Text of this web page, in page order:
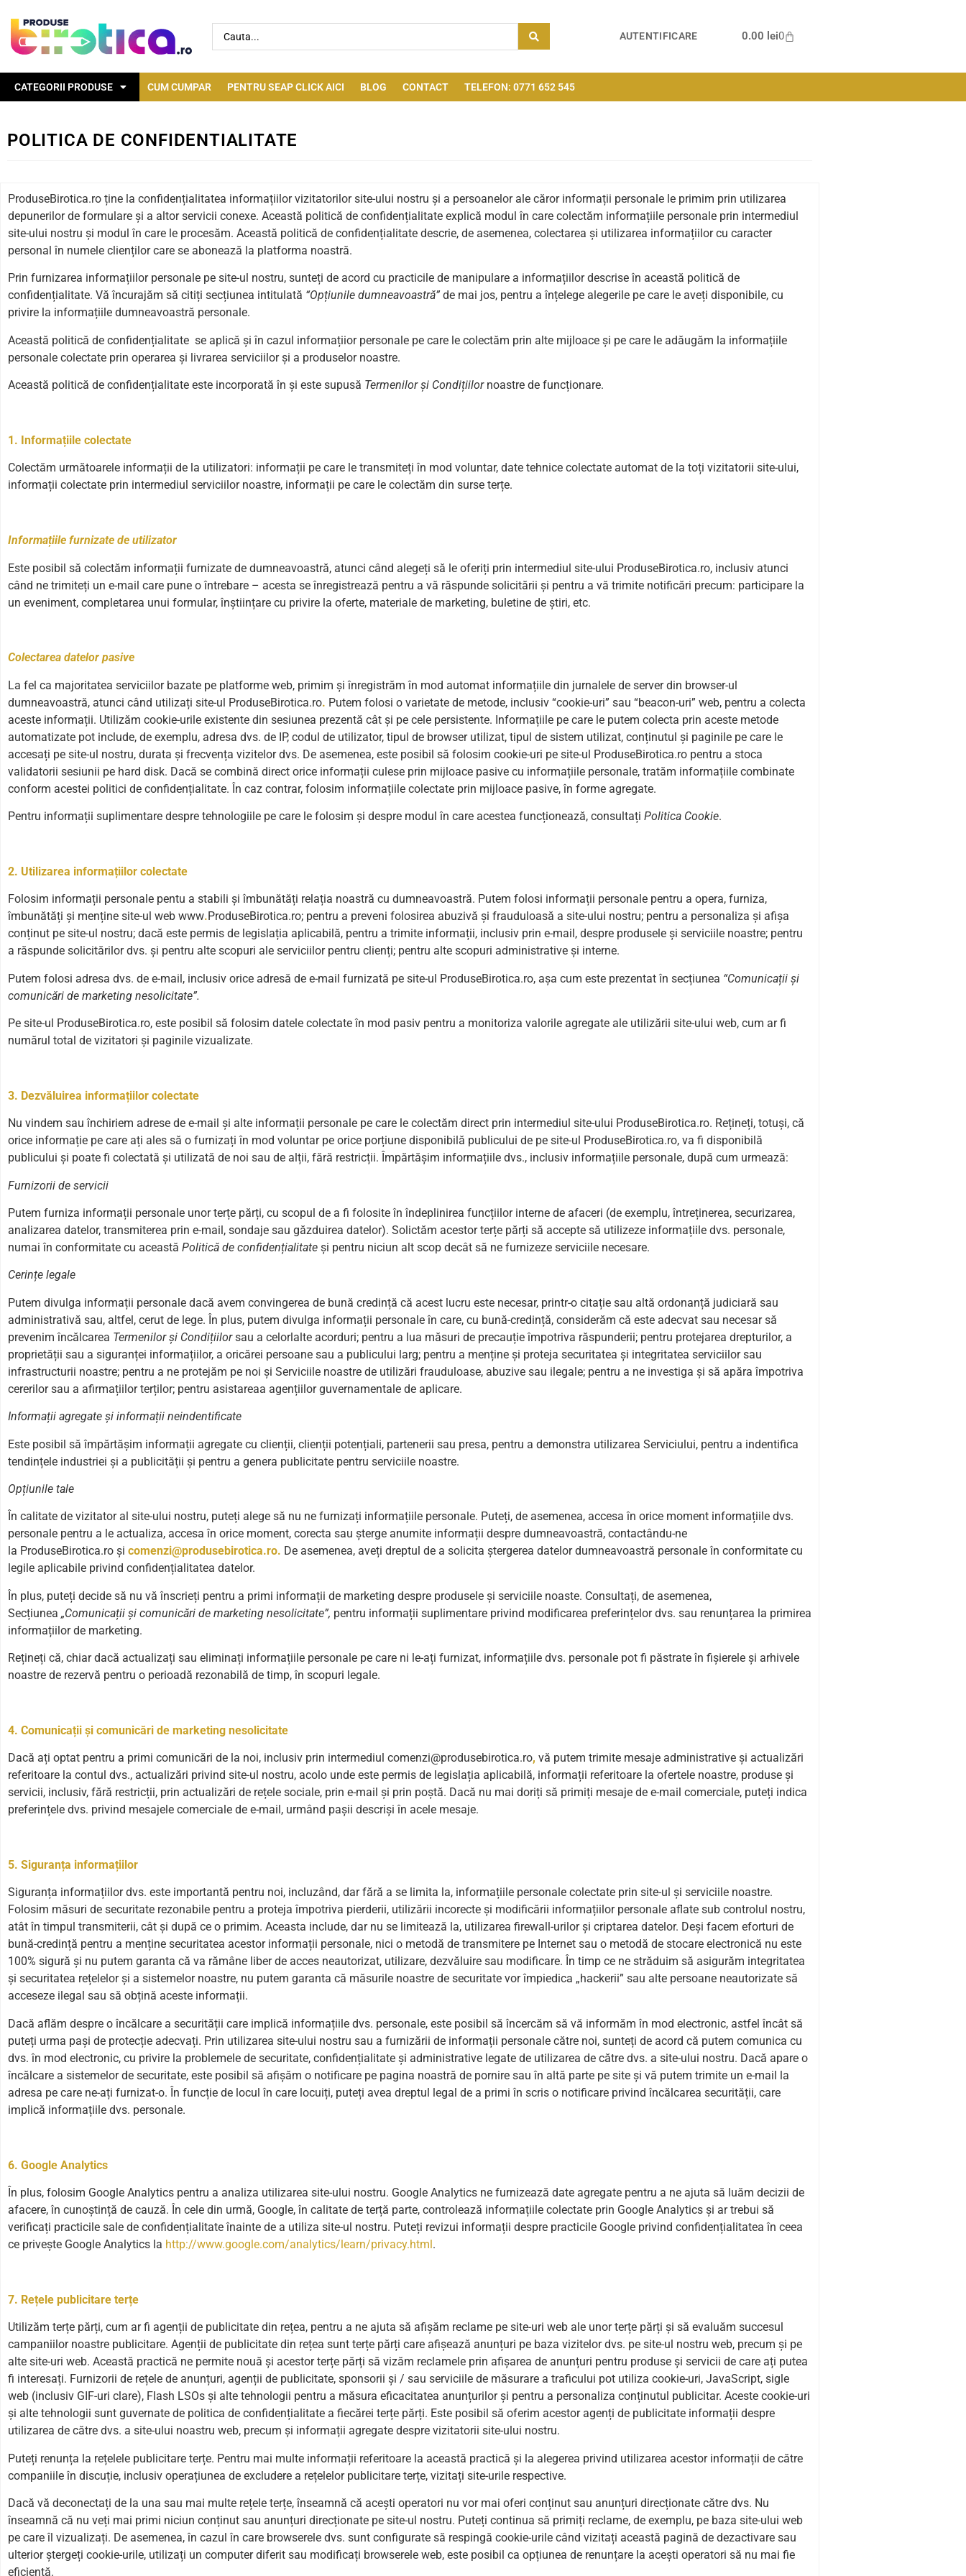
AUTENTIFICARE 0.00 lei0
CATEGORII PRODUSE CUM CUMPAR PENTRU SEAP CLICK AICI BLOG CONTACT TELEFON: 0771 652 545
POLITICA DE CONFIDENTIALITATE
ProduseBirotica.ro ține la confidențialitatea informațiilor vizitatorilor site-ului nostru și a persoanelor ale căror informații personale le primim prin utilizarea
depunerilor de formulare și a altor servicii conexe. Această politică de confidențialitate explică modul în care colectăm informațiile personale prin intermediul
site-ului nostru și modul în care le procesăm. Această politică de confidențialitate descrie, de asemenea, colectarea și utilizarea informațiilor cu caracter
personal în numele clienților care se abonează la platforma noastră.
Prin furnizarea informațiilor personale pe site-ul nostru, sunteți de acord cu practicile de manipulare a informațiilor descrise în această politică de
confidențialitate. Vă încurajăm să citiți secțiunea intitulată “Opțiunile dumneavoastră” de mai jos, pentru a înțelege alegerile pe care le aveți disponibile, cu
privire la informațiile dumneavoastră personale.
Această politică de confidențialitate se aplică și în cazul informațiior personale pe care le colectăm prin alte mijloace și pe care le adăugăm la informațiile
personale colectate prin operarea și livrarea serviciilor și a produselor noastre.
Această politică de confidențialitate este incorporată în și este supusă Termenilor și Condițiilornoastre de funcționare.
1. Informațiile colectate
Colectăm următoarele informații de la utilizatori: informații pe care le transmiteți în mod voluntar, date tehnice colectate automat de la toți vizitatorii site-ului,
informații colectate prin intermediul serviciilor noastre, informații pe care le colectăm din surse terțe.
Informațiile furnizate de utilizator
Este posibil să colectăm informații furnizate de dumneavoastră, atunci când alegeți să le oferiți prin intermediul site-ului ProduseBirotica.ro, inclusiv atunci
când ne trimiteți un e-mail care pune o întrebare – acesta se înregistrează pentru a vă răspunde solicitării și pentru a vă trimite notificări precum: participare la
un eveniment, completarea unui formular, înștiințare cu privire la oferte, materiale de marketing, buletine de știri, etc.
Colectarea datelor pasive
La fel ca majoritatea serviciilor bazate pe platforme web, primim și înregistrăm în mod automat informațiile din jurnalele de server din browser-ul
dumneavoastră, atunci când utilizați site-ul ProduseBirotica.ro. Putem folosi o varietate de metode, inclusiv “cookie-uri” sau “beacon-uri” web, pentru a colecta
aceste informații. Utilizăm cookie-urile existente din sesiunea prezentă cât și pe cele persistente. Informațiile pe care le putem colecta prin aceste metode
automatizate pot include, de exemplu, adresa dvs. de IP, codul de utilizator, tipul de browser utilizat, tipul de sistem utilizat, conținutul și paginile pe care le
accesați pe site-ul nostru, durata și frecvența vizitelor dvs. De asemenea, este posibil să folosim cookie-uri pe site-ul ProduseBirotica.ro pentru a stoca
validatorii sesiunii pe hard disk. Dacă se combină direct orice informații culese prin mijloace pasive cu informațiile personale, tratăm informațiile combinate
conform acestei politici de confidențialitate. În caz contrar, folosim informațiile colectate prin mijloace pasive, în forme agregate.
Pentru informații suplimentare despre tehnologiile pe care le folosim și despre modul în care acestea funcționează, consultați Politica Cookie.
2. Utilizarea informațiilor colectate
Folosim informații personale pentu a stabili și îmbunătăți relația noastră cu dumneavoastră. Putem folosi informații personale pentru a opera, furniza,
îmbunătăți și menține site-ul web www.ProduseBirotica.ro; pentru a preveni folosirea abuzivă și frauduloasă a site-ului nostru; pentru a personaliza și afișa
conținut pe site-ul nostru; dacă este permis de legislația aplicabilă, pentru a trimite informații, inclusiv prin e-mail, despre produsele și serviciile noastre; pentru
a răspunde solicitărilor dvs. și pentru alte scopuri ale serviciilor pentru clienți; pentru alte scopuri administrative și interne.
Putem folosi adresa dvs. de e-mail, inclusiv orice adresă de e-mail furnizată pe site-ul ProduseBirotica.ro, așa cum este prezentat în secțiunea “Comunicații și
comunicări de marketing nesolicitate”.
Pe site-ul ProduseBirotica.ro, este posibil să folosim datele colectate în mod pasiv pentru a monitoriza valorile agregate ale utilizării site-ului web, cum ar fi
numărul total de vizitatori și paginile vizualizate.
3. Dezvăluirea informațiilor colectate
Nu vindem sau închiriem adrese de e-mail și alte informații personale pe care le colectăm direct prin intermediul site-ului ProduseBirotica.ro. Rețineți, totuși, că
orice informație pe care ați ales să o furnizați în mod voluntar pe orice porțiune disponibilă publicului de pe site-ul ProduseBirotica.ro, va fi disponibilă
publicului și poate fi colectată și utilizată de noi sau de alții, fără restricții. Împărtășim informațiile dvs., inclusiv informațiile personale, după cum urmează:
Furnizorii de servicii
Putem furniza informații personale unor terțe părți, cu scopul de a fi folosite în îndeplinirea funcțiilor interne de afaceri (de exemplu, întreținerea, securizarea,
analizarea datelor, transmiterea prin e-mail, sondaje sau găzduirea datelor). Solictăm acestor terțe părți să accepte să utilizeze informațiile dvs. personale,
numai în conformitate cu această Politică de confidențialitate și pentru niciun alt scop decât să ne furnizeze serviciile necesare.
Cerințe legale
Putem divulga informații personale dacă avem convingerea de bună credință că acest lucru este necesar, printr-o citație sau altă ordonanță judiciară sau
administrativă sau, altfel, cerut de lege. În plus, putem divulga informații personale în care, cu bună-credință, considerăm că este adecvat sau necesar să
prevenim încălcarea Termenilor și Condițiilorsau a celorlalte acorduri; pentru a lua măsuri de precauție împotriva răspunderii; pentru protejarea drepturilor, a
proprietății sau a siguranței informațiilor, a oricărei persoane sau a publicului larg; pentru a menține și proteja securitatea și integritatea serviciilor sau
infrastructurii noastre; pentru a ne protejăm pe noi și Serviciile noastre de utilizări frauduloase, abuzive sau ilegale; pentru a ne investiga și să apăra împotriva
cererilor sau a afirmațiilor terților; pentru asistareaa agențiilor guvernamentale de aplicare.
Informații agregate și informații neindentificate
Este posibil să împărtășim informații agregate cu clienții, clienții potențiali, partenerii sau presa, pentru a demonstra utilizarea Serviciului, pentru a indentifica
tendințele industriei și a publicității și pentru a genera publicitate pentru serviciile noastre.
Opțiunile tale
În calitate de vizitator al site-ului nostru, puteți alege să nu ne furnizați informațiile personale. Puteți, de asemenea, accesa în orice moment informațiile dvs.
personale pentru a le actualiza, accesa în orice moment, corecta sau șterge anumite informații despre dumneavoastră, contactându-ne
la ProduseBirotica.ro și comenzi@produsebirotica.ro. De asemenea, aveți dreptul de a solicita ștergerea datelor dumneavoastră personale în conformitate cu
legile aplicabile privind confidențialitatea datelor.
În plus, puteți decide să nu vă înscrieți pentru a primi informații de marketing despre produsele și serviciile noaste. Consultați, de asemenea,
Secțiunea „Comunicații și comunicări de marketing nesolicitate”, pentru informații suplimentare privind modificarea preferințelor dvs. sau renunțarea la primirea
informațiilor de marketing.
Rețineți că, chiar dacă actualizați sau eliminați informațiile personale pe care ni le-ați furnizat, informațiile dvs. personale pot fi păstrate în fișierele și arhivele
noastre de rezervă pentru o perioadă rezonabilă de timp, în scopuri legale.
4. Comunicații și comunicări de marketing nesolicitate
Dacă ați optat pentru a primi comunicări de la noi, inclusiv prin intermediul comenzi@produsebirotica.ro, vă putem trimite mesaje administrative și actualizări
referitoare la contul dvs., actualizări privind site-ul nostru, acolo unde este permis de legislația aplicabilă, informații referitoare la ofertele noastre, produse și
servicii, inclusiv, fără restricții, prin actualizări de rețele sociale, prin e-mail și prin poștă. Dacă nu mai doriți să primiți mesaje de e-mail comerciale, puteți indica
preferințele dvs. privind mesajele comerciale de e-mail, urmând pașii descriși în acele mesaje.
5. Siguranța informațiilor
Siguranța informațiilor dvs. este importantă pentru noi, incluzând, dar fără a se limita la, informațiile personale colectate prin site-ul și serviciile noastre.
Folosim măsuri de securitate rezonabile pentru a proteja împotriva pierderii, utilizării incorecte și modificării informațiilor personale aflate sub controlul nostru,
atât în ​​timpul transmiterii, cât și după ce o primim. Aceasta include, dar nu se limitează la, utilizarea firewall-urilor și criptarea datelor. Deși facem eforturi de
bună-credință pentru a menține securitatea acestor informații personale, nici o metodă de transmitere pe Internet sau o metodă de stocare electronică nu este
100% sigură și nu putem garanta că va rămâne liber de acces neautorizat, utilizare, dezvăluire sau modificare. În timp ce ne străduim să asigurăm integritatea
și securitatea rețelelor și a sistemelor noastre, nu putem garanta că măsurile noastre de securitate vor împiedica „hackerii” sau alte persoane neautorizate să
acceseze ilegal sau să obțină aceste informații.
Dacă aflăm despre o încălcare a securității care implică informațiile dvs. personale, este posibil să încercăm să vă informăm în mod electronic, astfel încât să
puteți urma pași de protecție adecvați. Prin utilizarea site-ului nostru sau a furnizării de informații personale către noi, sunteți de acord că putem comunica cu
dvs. în mod electronic, cu privire la problemele de securitate, confidențialitate și administrative legate de utilizarea de către dvs. a site-ului nostru. Dacă apare o
încălcare a sistemelor de securitate, este posibil să afișăm o notificare pe pagina noastră de pornire sau în altă parte pe site și vă putem trimite un e-mail la
adresa pe care ne-ați furnizat-o. În funcție de locul în care locuiți, puteți avea dreptul legal de a primi în scris o notificare privind încălcarea securității, care
implică informațiile dvs. personale.
6. Google Analytics
În plus, folosim Google Analytics pentru a analiza utilizarea site-ului nostru. Google Analytics ne furnizează date agregate pentru a ne ajuta să luăm decizii de
afacere, în cunoștință de cauză. În cele din urmă, Google, în calitate de terță parte, controlează informațiile colectate prin Google Analytics și ar trebui să
verificați practicile sale de confidențialitate înainte de a utiliza site-ul nostru. Puteți revizui informații despre practicile Google privind confidențialitatea în ceea
ce privește Google Analytics la http://www.google.com/analytics/learn/privacy.html.
7. Rețele publicitare terțe
Utilizăm terțe părți, cum ar fi agenții de publicitate din rețea, pentru a ne ajuta să afișăm reclame pe site-uri web ale unor terțe părți și să evaluăm succesul
campaniilor noastre publicitare. Agenții de publicitate din rețea sunt terțe părți care afișează anunțuri pe baza vizitelor dvs. pe site-ul nostru web, precum și pe
alte site-uri web. Această practică ne permite nouă și acestor terțe părți să vizăm reclamele prin afișarea de anunțuri pentru produse și servicii de care ați putea
fi interesați. Furnizorii de rețele de anunțuri, agenții de publicitate, sponsorii și / sau serviciile de măsurare a traficului pot utiliza cookie-uri, JavaScript, sigle
web (inclusiv GIF-uri clare), Flash LSOs și alte tehnologii pentru a măsura eficacitatea anunțurilor și pentru a personaliza conținutul publicitar. Aceste cookie-uri
și alte tehnologii sunt guvernate de politica de confidențialitate a fiecărei terțe părți. Este posibil să oferim acestor agenți de publicitate informații despre
utilizarea de către dvs. a site-ului noastru web, precum și informații agregate despre vizitatorii site-ului nostru.
Puteți renunța la rețelele publicitare terțe. Pentru mai multe informații referitoare la această practică și la alegerea privind utilizarea acestor informații de către
companiile în discuție, inclusiv operațiunea de excludere a rețelelor publicitare terțe, vizitați site-urile respective.
Dacă vă deconectați de la una sau mai multe rețele terțe, înseamnă că acești operatori nu vor mai oferi conținut sau anunțuri direcționate către dvs. Nu
înseamnă că nu veți mai primi niciun conținut sau anunțuri direcționate pe site-ul nostru. Puteți continua să primiți reclame, de exemplu, pe baza site-ului web
pe care îl vizualizați. De asemenea, în cazul în care browserele dvs. sunt configurate să respingă cookie-urile când vizitați această pagină de dezactivare sau
ulterior ștergeți cookie-urile, utilizați un computer diferit sau modificați browserele web, este posibil ca opțiunea de renunțare la acești operatori să nu mai fie
eficientă.